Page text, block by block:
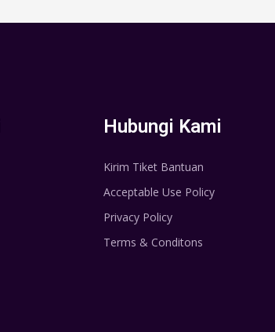
Hubungi Kami
Kirim Tiket Bantuan
Acceptable Use Policy
Privacy Policy
Terms & Conditons